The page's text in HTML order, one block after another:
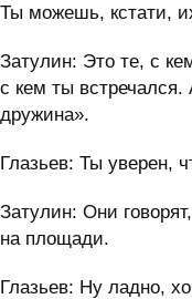
Ты можешь, кстати,
Затулин: Это те, с
с кем ты
дружина».
Глазьев: Ты уверен,
Затулин: Они
на площади.
Глазьев: Ну ладно,